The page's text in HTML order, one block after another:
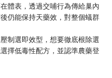
體表，透過交哺行為傳給巢內
仍能保持天藥效，對整個蟻群
制選即效型，想要徹底根除選
擇低毒性配方，並認準農藥登